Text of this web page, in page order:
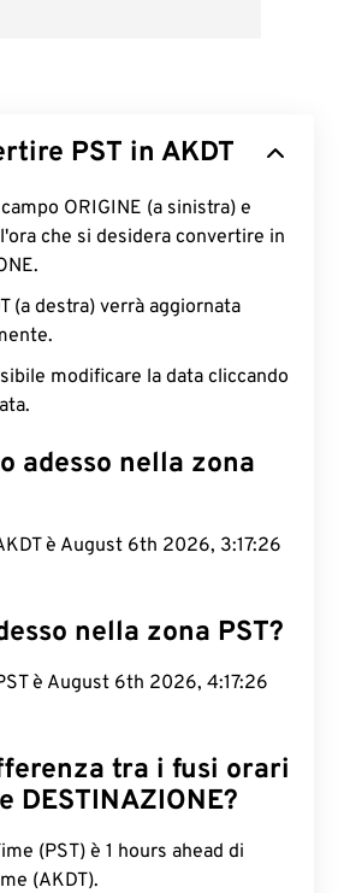
PST in AKDT
ORIGINE (a sinistra) e
che si desidera convertire in
(a destra) verrà aggiornata
modificare la data cliccando
adesso nella zona
è August 6th 2026, 3:17:27
nella zona PST?
è August 6th 2026, 4:17:27
tra i fusi orari
DESTINAZIONE?
(PST) è 1 hours ahead di
(AKDT).